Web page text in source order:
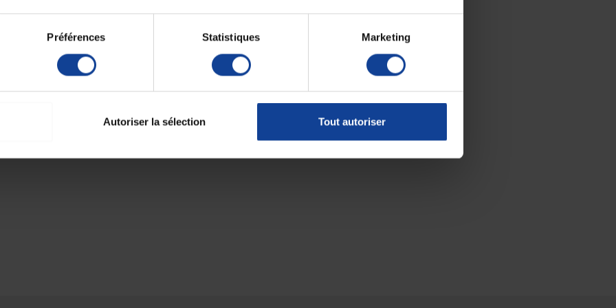
Préférences Statistiques Marketing
Autoriser la sélection Tout autoriser
article(s)